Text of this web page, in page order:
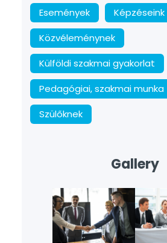
Események
Képzéseink
Közvéleménynek
Külföldi szakmai gyakorlat
Pedagógiai, szakmai munka
Szülőknek
Gallery